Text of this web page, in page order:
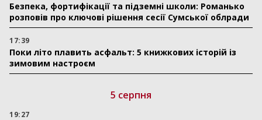
Безпека, фортифікації та підземні школи: Романько
розповів про ключові рішення сесії Сумської облради
17:39
Поки літо плавить асфальт: 5 книжкових історій із
зимовим настроєм
5 серпня
19:27